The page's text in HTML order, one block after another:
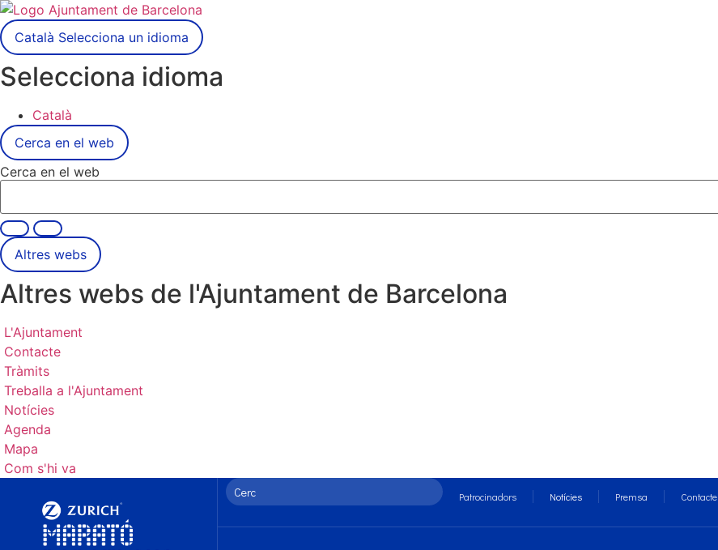
Català Selecciona un idioma
Selecciona idioma
Català
Cerca en el web
Cerca en el web
Altres webs
Altres webs de l'Ajuntament de Barcelona
L'Ajuntament
Contacte
Tràmits
Treballa a l'Ajuntament
Notícies
Agenda
Mapa
Com s'hi va
Patrocinadors Notícies Premsa Contacte